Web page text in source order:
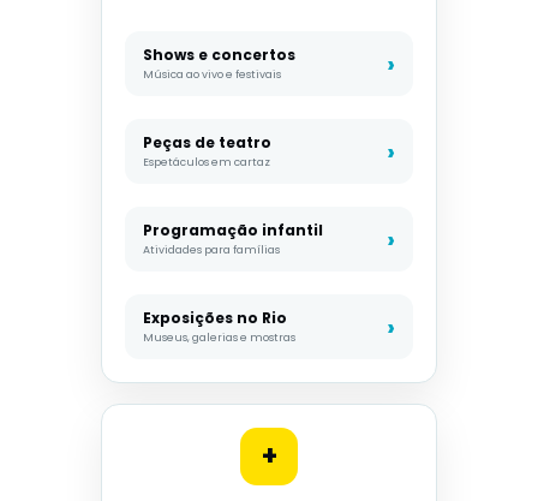
Shows e concertos
Música ao vivo e festivais
Peças de teatro
Espetáculos em cartaz
Programação infantil
Atividades para famílias
Exposições no Rio
Museus, galerias e mostras
+